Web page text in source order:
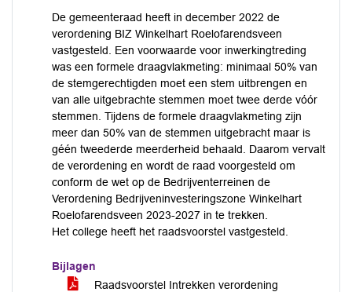
De gemeenteraad heeft in december 2022 de
verordening BIZ Winkelhart Roelofarendsveen
vastgesteld. Een voorwaarde voor inwerkingtreding
was een formele draagvlakmeting: minimaal 50% van
de stemgerechtigden moet een stem uitbrengen en
van alle uitgebrachte stemmen moet twee derde vóór
stemmen. Tijdens de formele draagvlakmeting zijn
meer dan 50% van de stemmen uitgebracht maar is
géén tweederde meerderheid behaald. Daarom vervalt
de verordening en wordt de raad voorgesteld om
conform de wet op de Bedrijventerreinen de
Verordening Bedrijveninvesteringszone Winkelhart
Roelofarendsveen 2023-2027 in te trekken.
Het college heeft het raadsvoorstel vastgesteld.
Bijlagen
Raadsvoorstel Intrekken verordening